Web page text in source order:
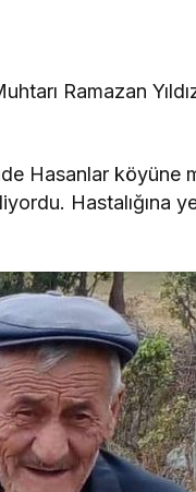
Ramazan
Hasanlar köyüne
Hastalığına